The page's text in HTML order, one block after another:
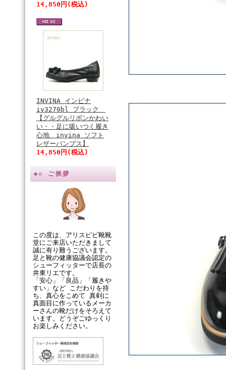
14,850円(税込)
INVINA インビナ
iv3270bl ブラック
【グルグルリボンかわい
い・・足に吸いつく履き
心地 invina ソフト
レザーパンプス】
14,850円(税込)
◆◇ ご挨拶
この度は、アリスピピ靴靴
堂にご来店いただきまして
誠に有り難うございます。
足と靴の健康協議会認定の
シューフィッターで店長の
井東リエです。
「安心」「良品」「履きや
すい」など こだわりを持
ち、真心をこめて 真剣に
真面目に作っているメーカ
ーさんの靴だけをそろえて
います。どうぞごゆっくり
お楽しみください。